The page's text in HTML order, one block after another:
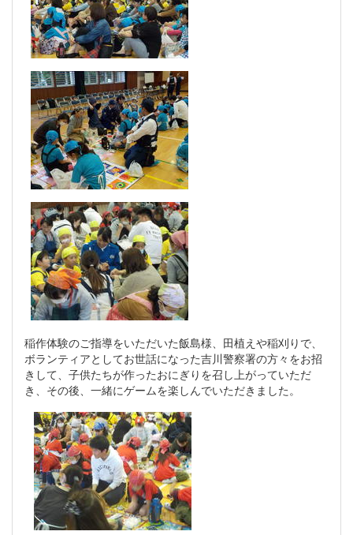
稲作体験のご指導をいただいた飯島様、田植えや稲刈りで、
ボランティアとしてお世話になった吉川警察署の方々をお招
きして、子供たちが作ったおにぎりを召し上がっていただ
き、その後、一緒にゲームを楽しんでいただきました。